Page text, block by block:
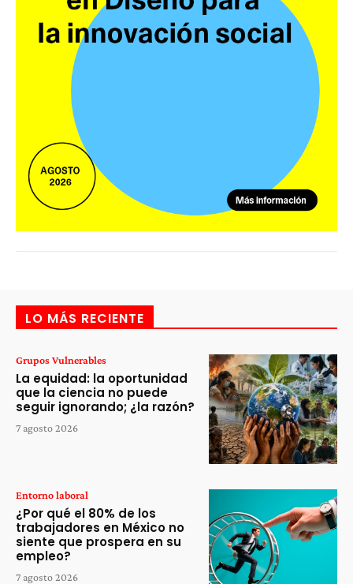
LO MÁS RECIENTE
Grupos Vulnerables
La equidad: la oportunidad
que la ciencia no puede
seguir ignorando; ¿la razón?
7 agosto 2026
Entorno laboral
¿Por qué el 80% de los
trabajadores en México no
siente que prospera en su
empleo?
7 agosto 2026